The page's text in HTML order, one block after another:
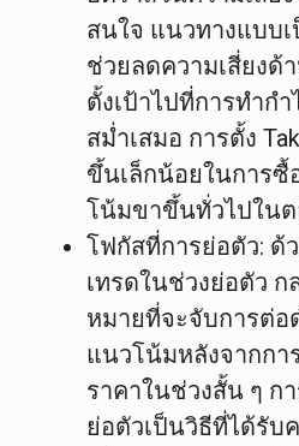
สนใจ แนวทางแบบ
ช่วยลดความเสี่ยง
ตั้งเป้าไปที่การทำกำ
สม่ำเสมอ การตั้ง
ขึ้นเล็กน้อยในการซื้
โน้มขาขึ้นทั่วไปใน
โฟกัสที่การย่อตัว: ด้
เทรดในช่วงย่อตัว ก
หมายที่จะจับการต่อ
แนวโน้มหลังจากกา
ราคาในช่วงสั้น ๆ ก
ย่อตัวเป็นวิธีที่ได้รับ